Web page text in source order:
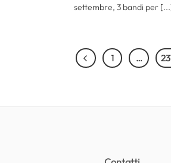
settembre, 3 bandi per
1 …